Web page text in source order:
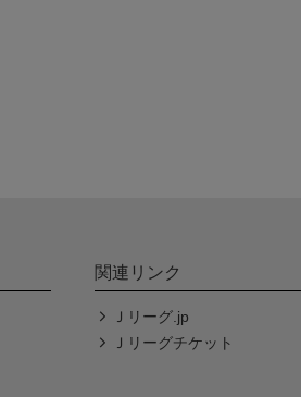
関連リンク
Ｊリーグ.jp
Ｊリーグチケット